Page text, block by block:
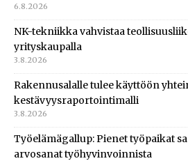
6.8.2026
NK-tekniikka vahvistaa
yrityskaupalla
3.8.2026
Rakennusalalle tulee käyttöön
kestävyysraportointimalli
3.8.2026
Työelämägallup: Pienet työpaikat
arvosanat työhyvinvoinnista